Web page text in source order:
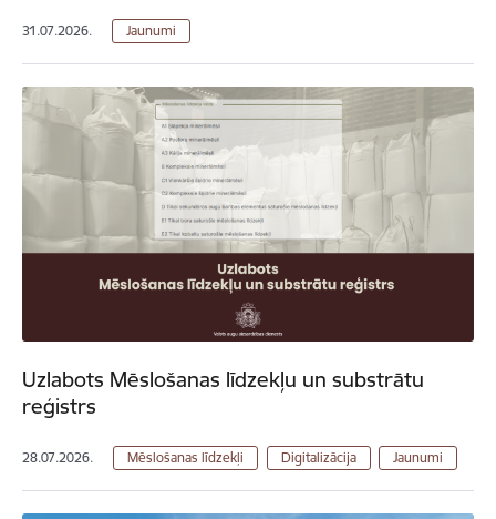
31.07.2026. Jaunumi
Uzlabots Mēslošanas līdzekļu un substrātu
reģistrs
28.07.2026. Mēslošanas līdzekļi Digitalizācija Jaunumi